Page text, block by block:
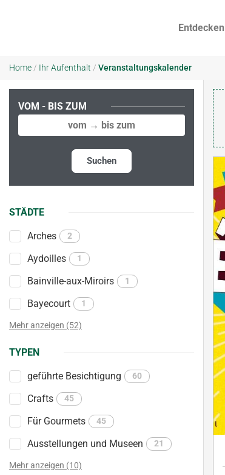
Entdecken
Home / Ihr Aufenthalt / Veranstaltungskalender
VOM - BIS ZUM
Suchen
STÄDTE
Arches 2
Aydoilles 1
Bainville-aux-Miroirs 1
Bayecourt 1
Mehr anzeigen (52)
TYPEN
geführte Besichtigung 60
Crafts 45
Für Gourmets 45
Ausstellungen und Museen 21
Mehr anzeigen (10)